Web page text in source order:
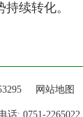
续转化。
网站地图
: 0751-2265022